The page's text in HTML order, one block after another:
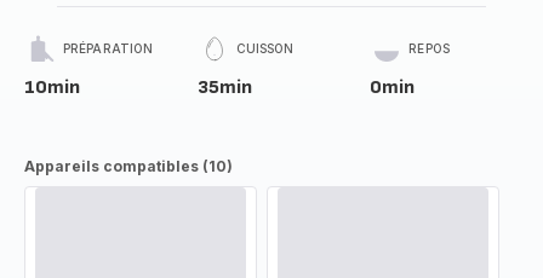
PRÉPARATION
10min
CUISSON
35min
REPOS
0min
Appareils compatibles (10)